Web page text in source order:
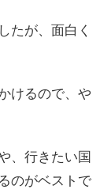
たが、面白く
けるので、や
、行きたい国
のがベストで